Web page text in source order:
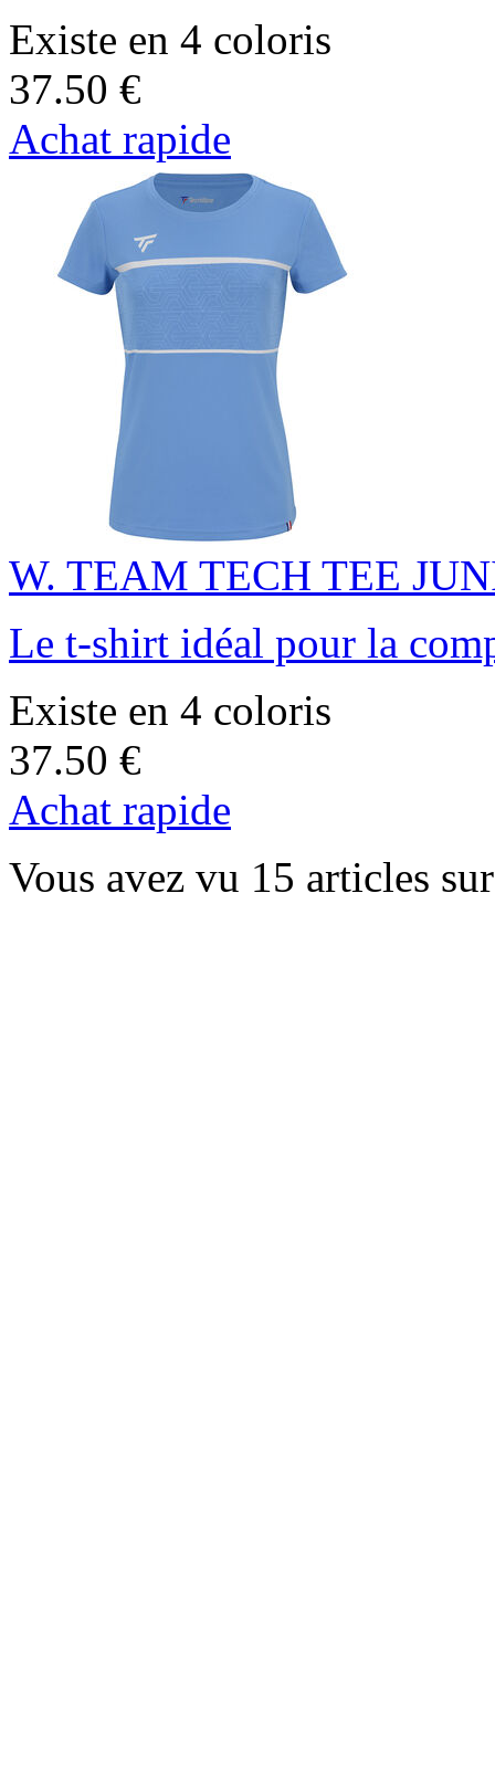
Existe en 4 coloris
37.50 €
Achat rapide
W. TEAM TECH TEE
Le t-shirt idéal pour la
Existe en 4 coloris
37.50 €
Achat rapide
Vous avez vu 15 articles